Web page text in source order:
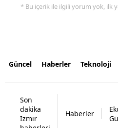
* Bu içerik ile ilgili yorum yok, ilk
Güncel Haberler Teknoloji
Son
dakika
İzmir
Haberler